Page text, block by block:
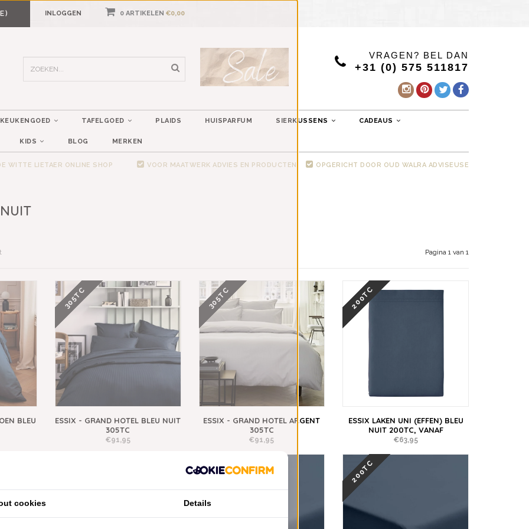
INLOGGEN 0 ARTIKELEN €0,00
VRAGEN? BEL DAN
+31 (0) 575 511817
KEUKENGOED TAFELGOED PLAIDS HUISPARFUM SIERKUSSENS CADEAUS
KIDS BLOG MERKEN
WITTE LIETAER ONLINE SHOP VOOR MAATWERK ADVIES EN PRODUCTEN OPGERICHT DOOR OUD WALRA ADVISEUSE
Pagina 1 van 1
BLEU
305TC
ESSIX - GRAND HOTEL BLEU NUIT
305TC
€91,95
305TC
ESSIX - GRAND HOTEL ARGENT
305TC
€91,95
200TC
ESSIX LAKEN UNI (EFFEN) BLEU
NUIT 200TC, VANAF
€63,95
200TC 200TC
cookies Details